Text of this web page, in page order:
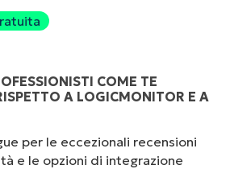
COME TE
A LOGICMONITOR E A
per le eccezionali recensioni
e le opzioni di integrazione